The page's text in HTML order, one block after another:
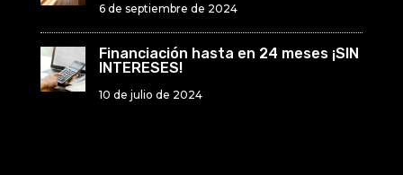
6 de septiembre de 2024
Financiación hasta en 24 meses ¡SIN
INTERESES!
10 de julio de 2024